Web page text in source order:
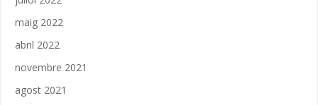
maig 2022
abril 2022
novembre 2021
agost 2021